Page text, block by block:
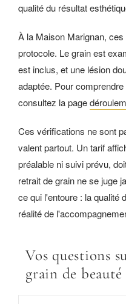
qualité du résultat
À la Maison Marignan,
protocole. Le grain est
est inclus, et une lésion
adaptée. Pour
consultez la page
Ces vérifications ne sont
valent partout. Un tarif
préalable ni suivi prévu,
retrait de grain ne se juge
ce qui l'entoure : la qualité
réalité de
Vos questions
grain de beauté